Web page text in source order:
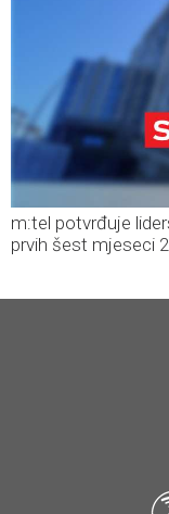
m:tel potvrđuje
prvih šest mjeseci